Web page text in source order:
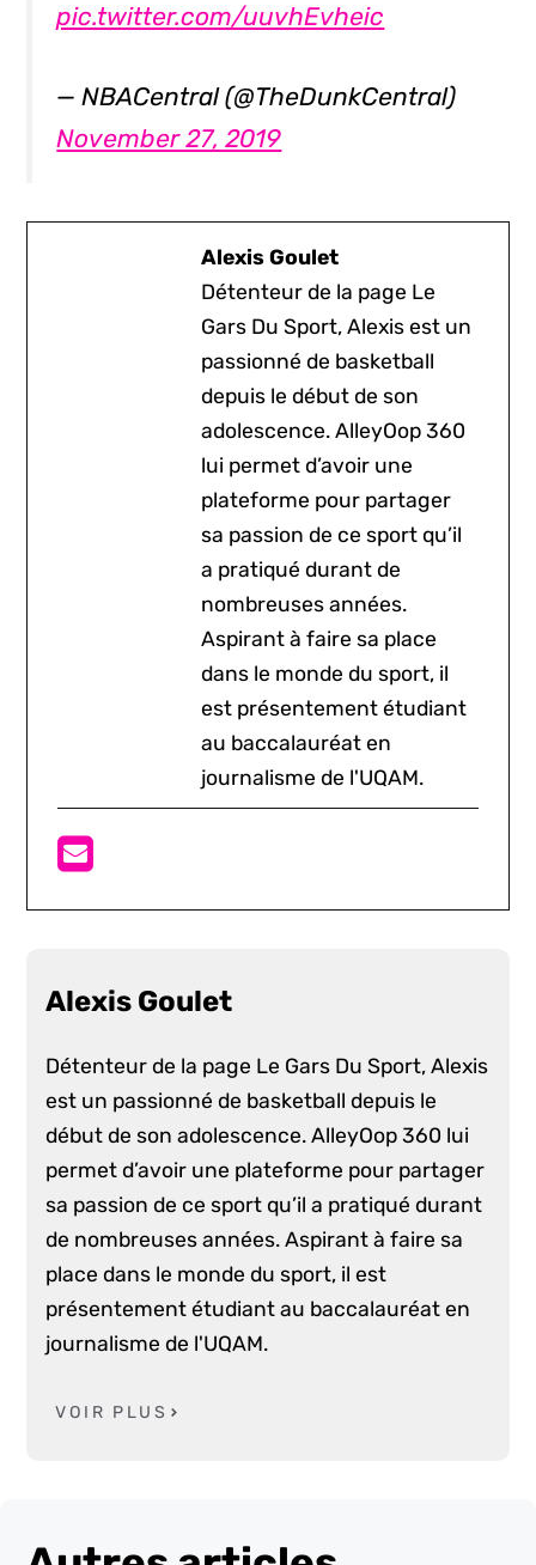
pic.twitter.com/uuvhEvheic
— NBACentral (@TheDunkCentral)
November 27, 2019
Alexis Goulet
Détenteur de la page Le
Gars Du Sport, Alexis est un
passionné de basketball
depuis le début de son
adolescence. AlleyOop 360
lui permet d’avoir une
plateforme pour partager
sa passion de ce sport qu’il
a pratiqué durant de
nombreuses années.
Aspirant à faire sa place
dans le monde du sport, il
est présentement étudiant
au baccalauréat en
journalisme de l'UQAM.
Alexis Goulet
Détenteur de la page Le Gars Du Sport, Alexis
est un passionné de basketball depuis le
début de son adolescence. AlleyOop 360 lui
permet d’avoir une plateforme pour partager
sa passion de ce sport qu’il a pratiqué durant
de nombreuses années. Aspirant à faire sa
place dans le monde du sport, il est
présentement étudiant au baccalauréat en
journalisme de l'UQAM.
VOIR PLUS